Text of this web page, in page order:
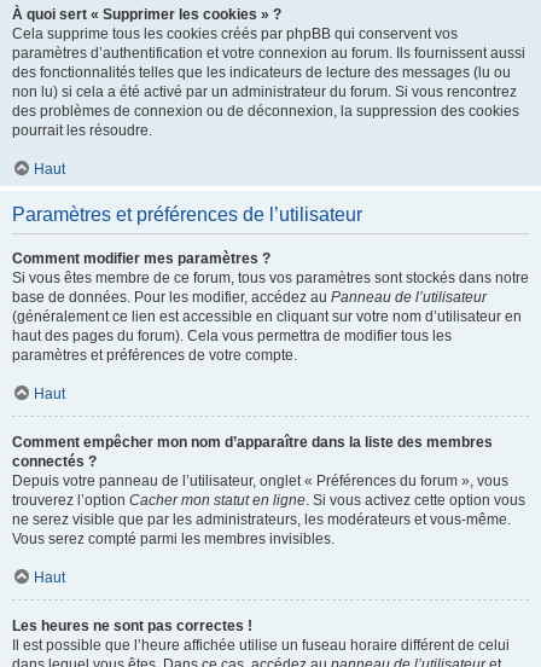
À quoi sert « Supprimer les cookies » ?
Cela supprime tous les cookies créés par phpBB qui conservent vos
paramètres d’authentification et votre connexion au forum. Ils fournissent aussi
des fonctionnalités telles que les indicateurs de lecture des messages (lu ou
non lu) si cela a été activé par un administrateur du forum. Si vous rencontrez
des problèmes de connexion ou de déconnexion, la suppression des cookies
pourrait les résoudre.
Haut
Paramètres et préférences de l’utilisateur
Comment modifier mes paramètres ?
Si vous êtes membre de ce forum, tous vos paramètres sont stockés dans notre
base de données. Pour les modifier, accédez au Panneau de l’utilisateur
(généralement ce lien est accessible en cliquant sur votre nom d’utilisateur en
haut des pages du forum). Cela vous permettra de modifier tous les
paramètres et préférences de votre compte.
Haut
Comment empêcher mon nom d’apparaître dans la liste des membres
connectés ?
Depuis votre panneau de l’utilisateur, onglet « Préférences du forum », vous
trouverez l’option Cacher mon statut en ligne. Si vous activez cette option vous
ne serez visible que par les administrateurs, les modérateurs et vous-même.
Vous serez compté parmi les membres invisibles.
Haut
Les heures ne sont pas correctes !
Il est possible que l’heure affichée utilise un fuseau horaire différent de celui